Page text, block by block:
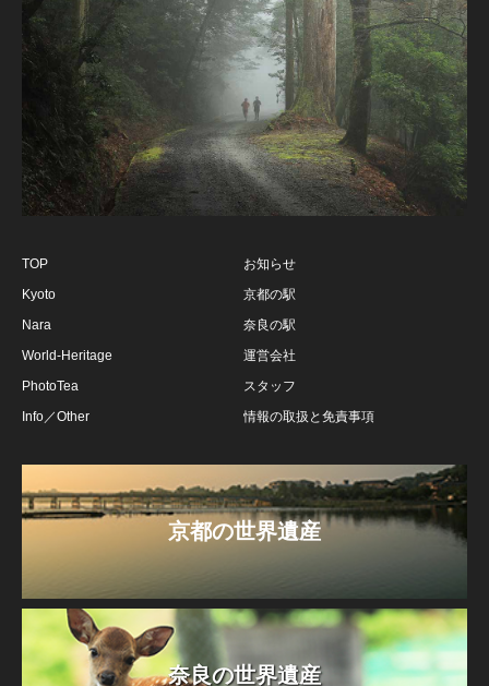
TOP
Kyoto
Nara
World-Heritage
PhotoTea
Info／Other
お知らせ
京都の駅
奈良の駅
運営会社
スタッフ
情報の取扱と免責事項
京都の世界遺産
奈良の世界遺産